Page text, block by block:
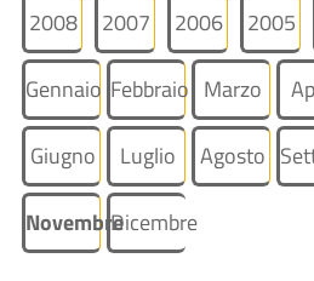
2008
2007 2006 2005
Gennaio Febbraio Marzo
Giugno Luglio Agosto
NovembreDicembre